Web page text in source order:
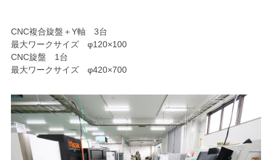
CNC複合旋盤＋Y軸 3台
最大ワークサイズ φ120×100
CNC旋盤 1台
最大ワークサイズ φ420×700